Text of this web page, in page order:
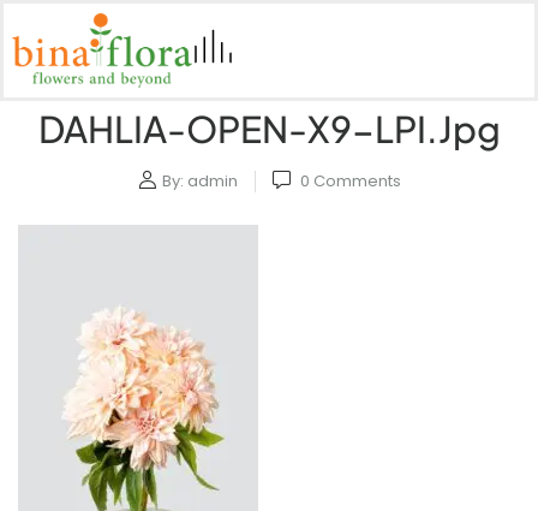
DAHLIA-OPEN-X9-LPI.jpg
By: admin 0 Comments